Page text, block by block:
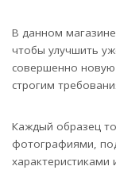
В данном
чтобы улучшить
совершенно
строгим
Каждый образец
фотографиями,